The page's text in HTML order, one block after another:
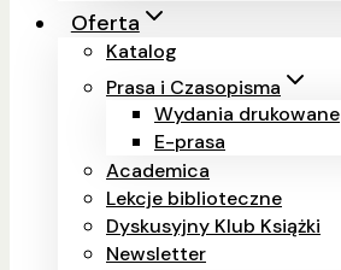
Oferta
Katalog
Prasa i Czasopisma
Wydania drukowane
E-prasa
Academica
Lekcje biblioteczne
Dyskusyjny Klub Książki
Newsletter